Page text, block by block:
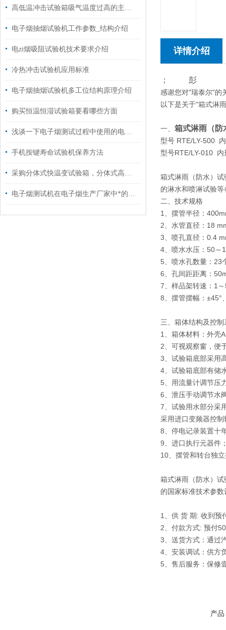
高低温冲击试验箱吸气温度过高的主要原因
电子烟抽烟试验机工作参数_结构介绍
电zi烟吸阻试验机技术要求介绍
冷热冲击试验机应用标准
电子烟抽烟试验机多工位结构原理介绍
购买恒温恒湿试验箱要看哪些方面
浅谈一下电子烟测试过程中使用的电子烟烟雾量测试机
手机按键寿命试验机保养方法
采购分体式快温变试验箱，分体式高低温试验箱，要选对供应商
电子烟测试机在电子烟生产厂家中*的九款设备推荐
详情介绍
； 彭
感谢您对"瑞泰尔"的
以下是关于"箱式淋
一、 箱式淋雨（防
型号 RTE/LY-500
型号RTE/LY-010
箱式淋雨（防水）
的淋水和喷淋试验
二、技术规格
1、摆管半径：
2、水管直径：18
3、喷孔直径：0.4
4、喷水水压：50～
5、喷水孔数量：23
6、孔间距距离：
7、样品架转速：1
8、摆管摆幅：±45°
三、箱体结构及控制
1、箱体材料：外壳
2、可视观察窗，便
3、试验箱底部采用
4、试验箱底部有储
5、用流量计调节压
6、泄压手动调节水
7、试验用水部分采
采用进口变频器控
8、停电记录装置十
9、进口执行元器件
10、摆管和转台独
箱式淋雨（防水）
的国家标准技术参
1、供 货 期: 收到预
2、付款方式: 预付
3、送货方式：通过
4、安装调试：供方
5、售后服务：保修
产品